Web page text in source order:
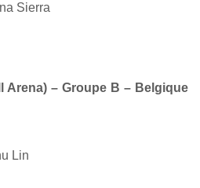
Sierra
Arena) – Groupe B – Belgique
Lin